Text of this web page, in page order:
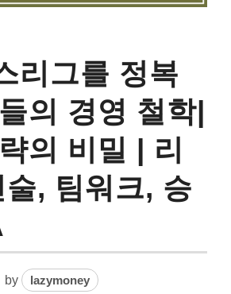
리그를 정복
의 경영 철학|
의 비밀 | 리
, 팀워크, 승
by lazymoney